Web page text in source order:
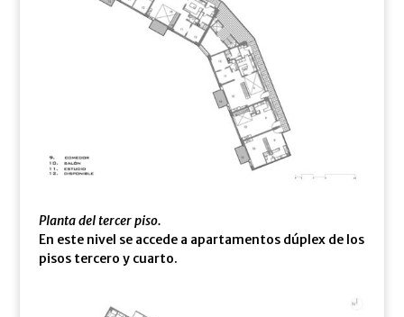
Planta del tercer piso.
En este nivel se accede a apartamentos dúplex de los
pisos tercero y cuarto.